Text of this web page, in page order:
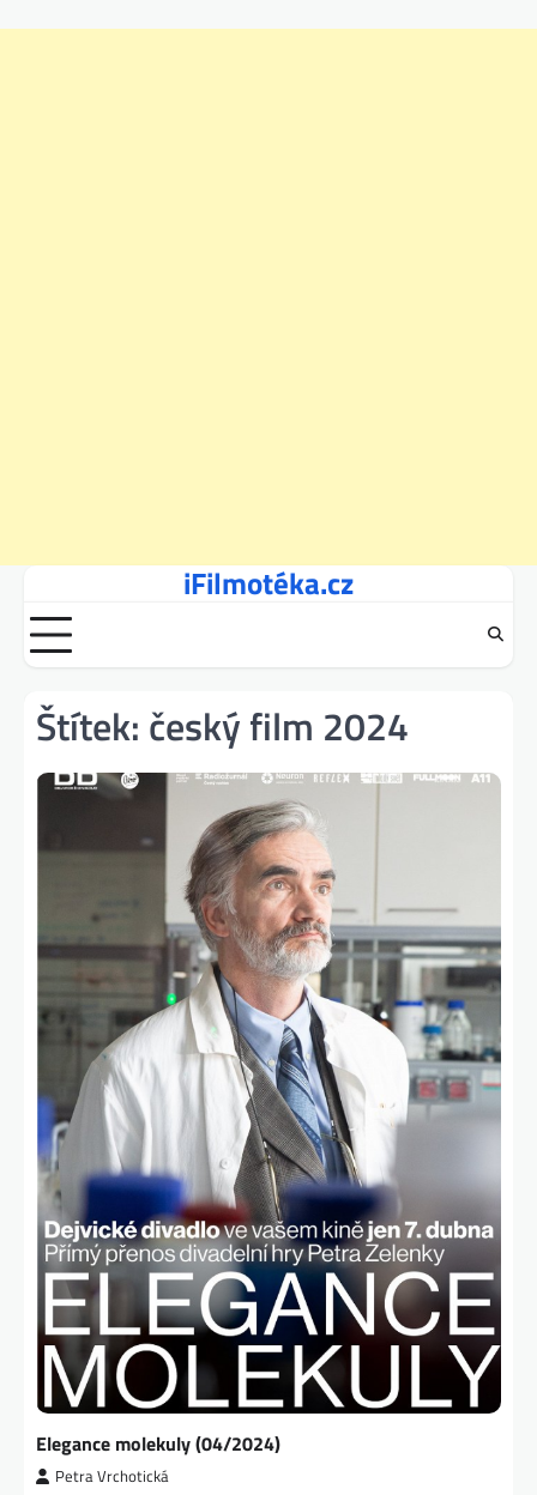
content
iFilmotéka.cz
Štítek: český film 2024
Elegance molekuly (04/2024)
Petra Vrchotická